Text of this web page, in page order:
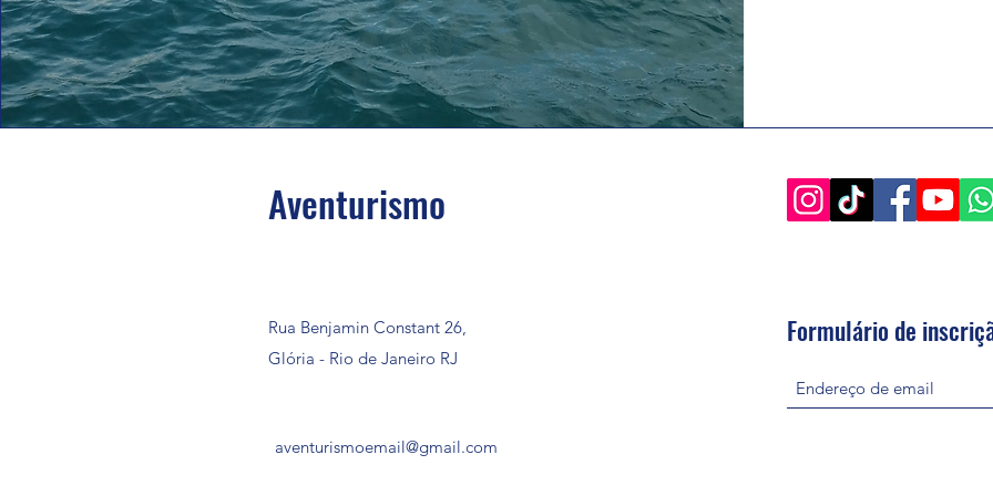
Aventurismo
Rua Benjamin Constant 26,
Glória - Rio de Janeiro RJ
aventurismoemail@gmail.com
Formulário de